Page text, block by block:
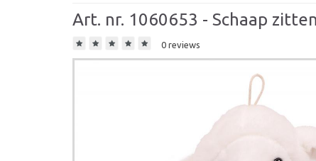
Art. nr. 1060653 - Schaap
0 reviews